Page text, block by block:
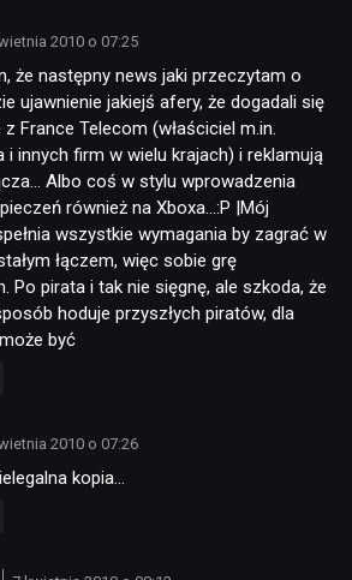
2010 o 07:25
że następny news jaki przeczytam o
ujawnienie jakiejś afery, że dogadali się
France Telecom (właściciel m.in.
i innych firm w wielu krajach) i reklamują
Albo coś w stylu wprowadzenia
również na Xboxa…:P |Mój
wszystkie wymagania by zagrać w
łączem, więc sobie grę
Po pirata i tak nie sięgnę, ale szkoda, że
hoduje przyszłych piratów, dla
być
2010 o 07:26
kopia…